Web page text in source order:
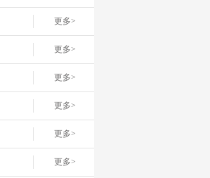
更多>
更多>
更多>
更多>
更多>
更多>